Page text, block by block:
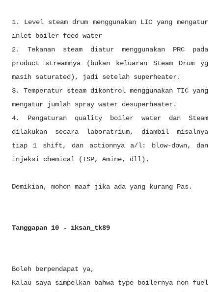
1. Level steam drum menggunakan LIC yang mengatur
inlet boiler feed water
2. Tekanan steam diatur menggunakan PRC pada
product streamnya (bukan keluaran Steam Drum yg
masih saturated), jadi setelah superheater.
3. Temperatur steam dikontrol menggunakan TIC yang
mengatur jumlah spray water desuperheater.
4. Pengaturan quality boiler water dan Steam
dilakukan secara laboratrium, diambil misalnya
tiap 1 shift, dan actionnya a/l: blow-down, dan
injeksi chemical (TSP, Amine, dll).
Demikian, mohon maaf jika ada yang kurang Pas.
Tanggapan 10 - iksan_tk89
Boleh berpendapat ya,
Kalau saya simpelkan bahwa type boilernya non fuel